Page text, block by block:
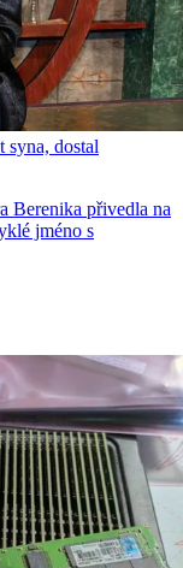
syna, dostal
Berenika přivedla na
jméno s